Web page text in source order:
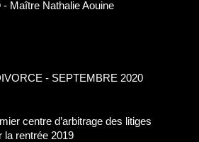
- Maître Nathalie Aouine
- SEPTEMBRE 2020
centre d’arbitrage des litiges
la rentrée 2019